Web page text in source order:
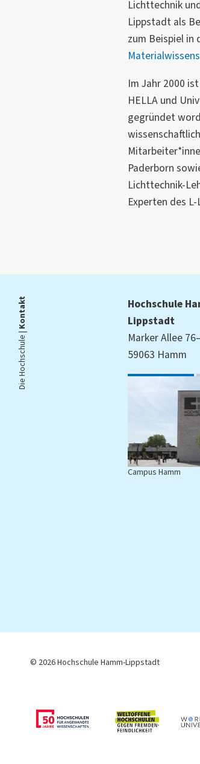
Lichttechnik
Lippstadt als
zum Beispiel in
M
Im Jahr 2000
HELLA und
gegründet
Paderborn
Lichttechnik-
Experten des
Die Hochschule |
Kontakt
Hochschule
Lippstadt
Marker Allee
59063 Hamm
Campus Hamm
© 2026 Hochschule Hamm-Lippstadt